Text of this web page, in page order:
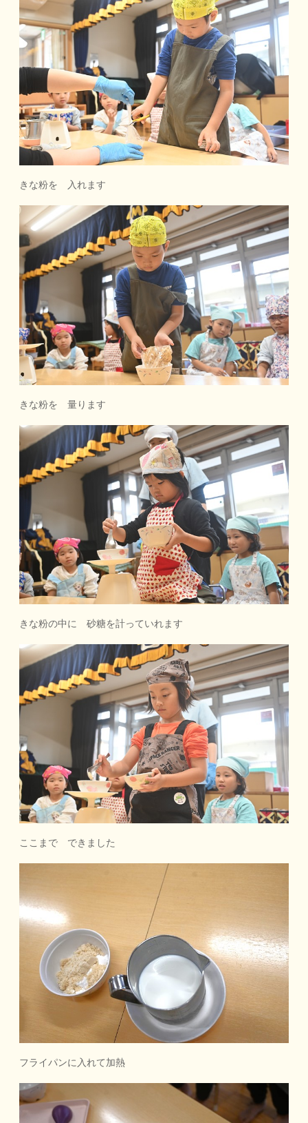
きな粉を 入れます
きな粉を 量ります
きな粉の中に 砂糖を計っていれます
ここまで できました
フライパンに入れて加熱